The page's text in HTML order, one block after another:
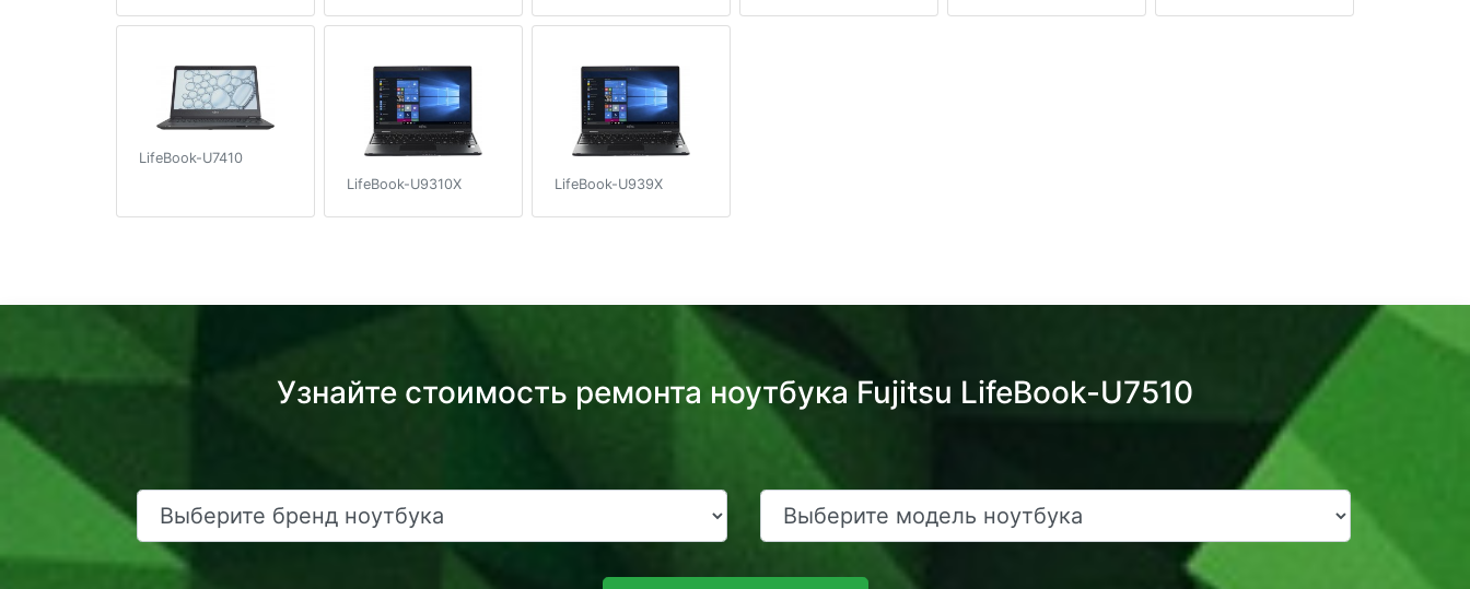
LifeBook-U7410
LifeBook-U9310X
LifeBook-U939X
Узнайте стоимость ремонта ноутбука Fujitsu LifeBook-U7510